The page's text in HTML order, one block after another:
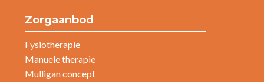
Zorgaanbod
Fysiotherapie
Manuele therapie
Mulligan concept